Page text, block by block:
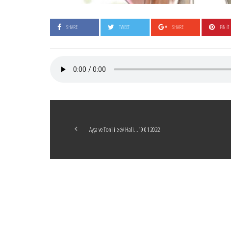
SHARE TWEET SHARE PIN IT
Ayça ve Toni ile eV Hali…19 01 2022